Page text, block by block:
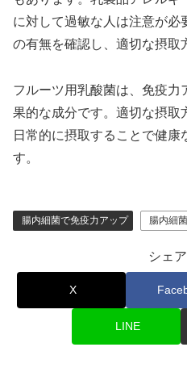
に対して過敏な人は注意が必
の有無を確認し、適切な摂取
フルーツ用乳酸菌は、免疫力
果的な成分です。適切な摂取
日常的に摂取することで健康
す。
腸内細菌で免疫力アップ 腸内細菌
シェ
X
LINE